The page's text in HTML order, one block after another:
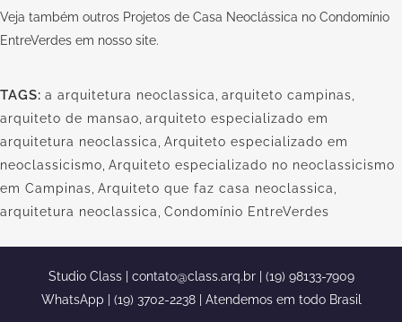
Veja também outros Projetos de Casa Neoclássica no Condomínio
EntreVerdes em nosso site.
TAGS: a arquitetura neoclassica arquiteto campinas
arquiteto de mansao arquiteto especializado em
arquitetura neoclassica Arquiteto especializado em
neoclassicismo Arquiteto especializado no neoclassicismo
em Campinas Arquiteto que faz casa neoclassica
arquitetura neoclassica Condomínio EntreVerdes
Studio Class | contato@class.arq.br| (19) 98133-7909
WhatsApp | (19) 3702-2238 | Atendemos em todo Brasil